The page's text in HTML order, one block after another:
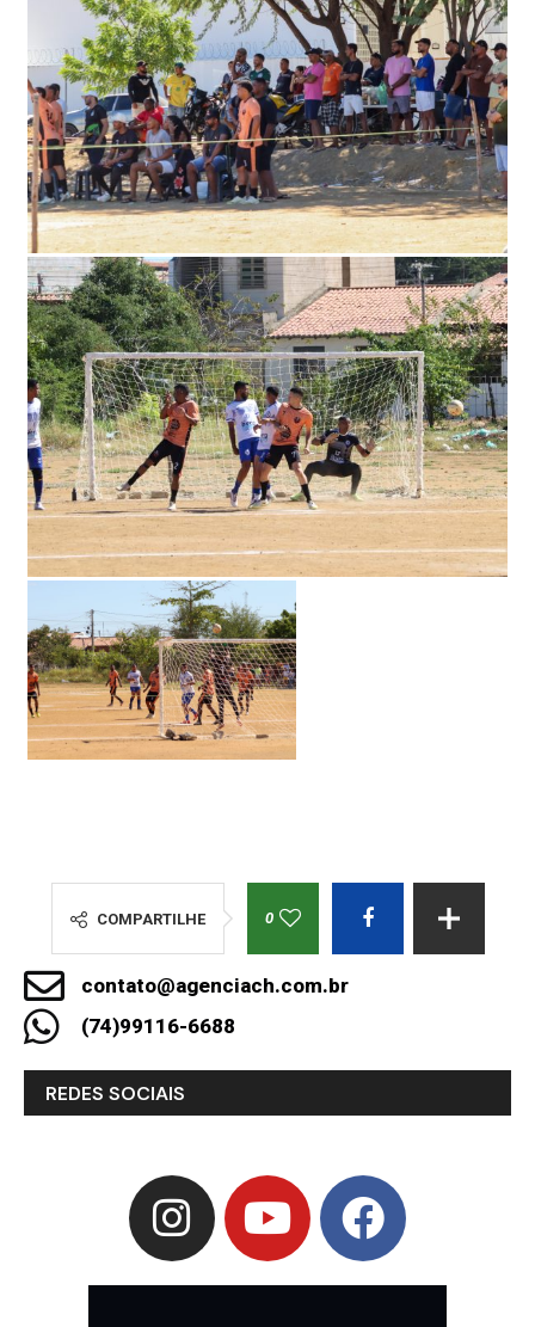
COMPARTILHE 0
contato@agenciach.com.br
(74)99116-6688
REDES SOCIAIS